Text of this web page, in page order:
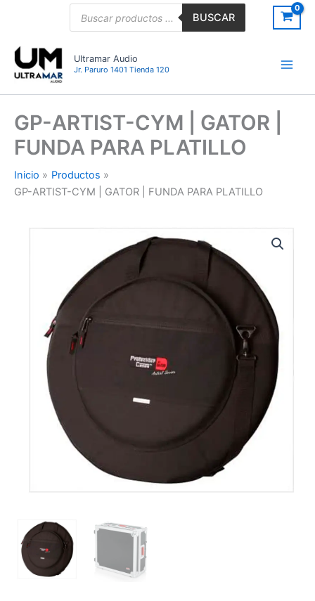
BUSCAR
Ultramar Audio
Jr. Paruro 1401 Tienda 120
GP-ARTIST-CYM | GATOR |
FUNDA PARA PLATILLO
Inicio
Productos
GP-ARTIST-CYM | GATOR | FUNDA PARA PLATILLO
GP-
PLATILLO
cantidad